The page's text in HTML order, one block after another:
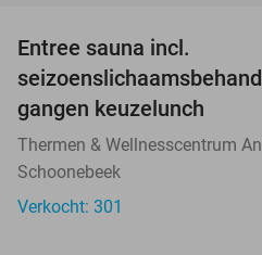
Entree sauna incl.
gangen keuzelunch
Thermen & Wellnesscentrum
Schoonebeek
Verkocht: 301